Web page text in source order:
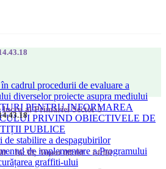
cadrul procedurii de evaluare a
diverselor proiecte asupra mediului
PENTRU INFORMAREA
PRIVIND OBIECTIVELE DE
PUBLICE
de stabilire a despagubirilor
de implementare a Programului
graffiti-ului
lucru al Primăriei Sector 5
- 16:30; Vineri 08:00 - 14:00